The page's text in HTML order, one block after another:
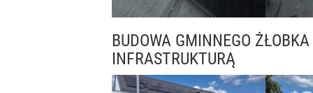
BUDOWA GMINNEGO
INFRASTRUKTURĄ